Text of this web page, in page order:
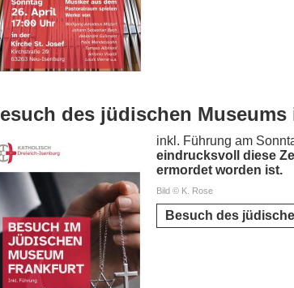
des jüdischen
inkl. Führung am
eindrucksvoll diese
ermordet worden ist.
Bild © K. Rose
Besuch des